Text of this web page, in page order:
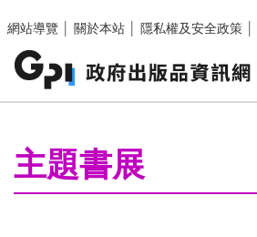
網站導覽
關於本站 隱私權及安全政策
:::
主題書展